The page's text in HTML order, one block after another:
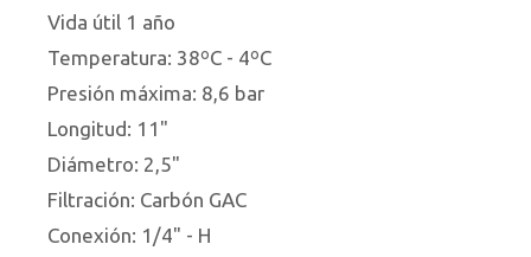
Vida útil 1 año
Temperatura: 38ºC - 4ºC
Presión máxima: 8,6 bar
Longitud: 11"
Diámetro: 2,5"
Filtración: Carbón GAC
Conexión: 1/4" - H